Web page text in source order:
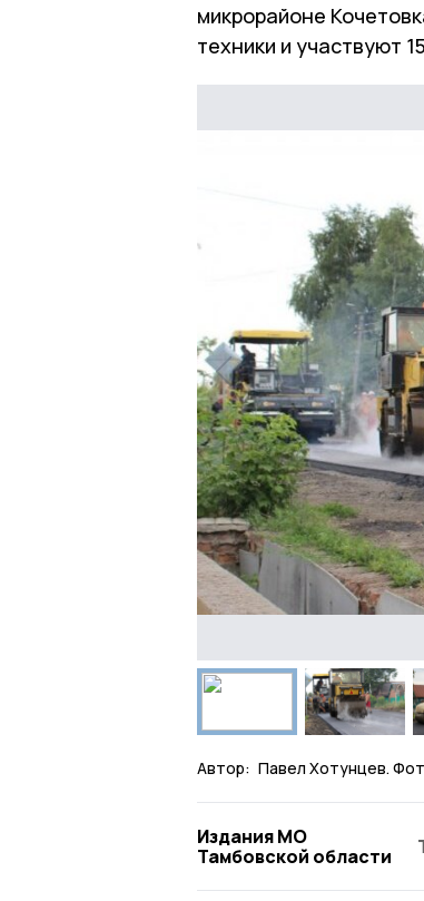
микрорайоне
техники и участвуют
Автор: Павел Хотунцев.
Издания МО
Тамбовской области